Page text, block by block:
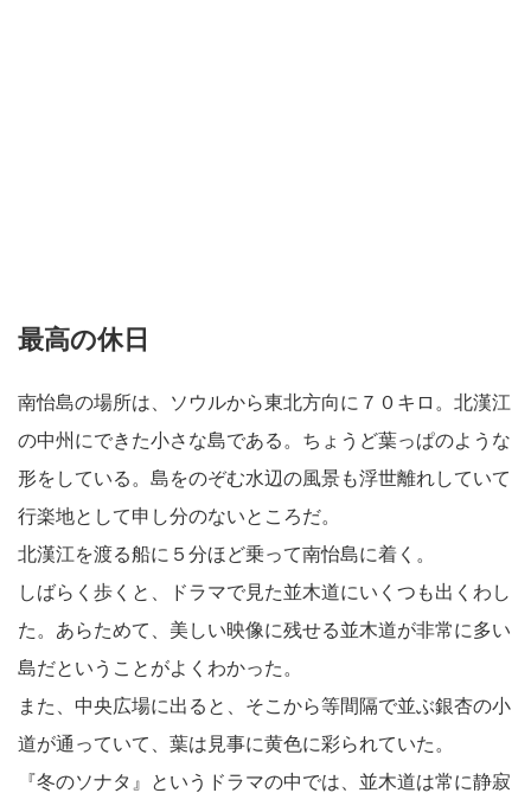
最高の休日
南怡島の場所は、ソウルから東北方向に７０キロ。北漢江
の中州にできた小さな島である。ちょうど葉っぱのような
形をしている。島をのぞむ水辺の風景も浮世離れしていて
行楽地として申し分のないところだ。
北漢江を渡る船に５分ほど乗って南怡島に着く。
しばらく歩くと、ドラマで見た並木道にいくつも出くわし
た。あらためて、美しい映像に残せる並木道が非常に多い
島だということがよくわかった。
また、中央広場に出ると、そこから等間隔で並ぶ銀杏の小
道が通っていて、葉は見事に黄色に彩られていた。
『冬のソナタ』というドラマの中では、並木道は常に静寂